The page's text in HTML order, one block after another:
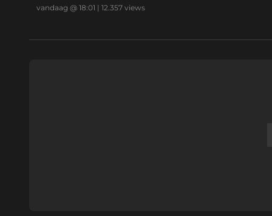
mer mafkees
vandaag @ 18:01 | 12.357 views